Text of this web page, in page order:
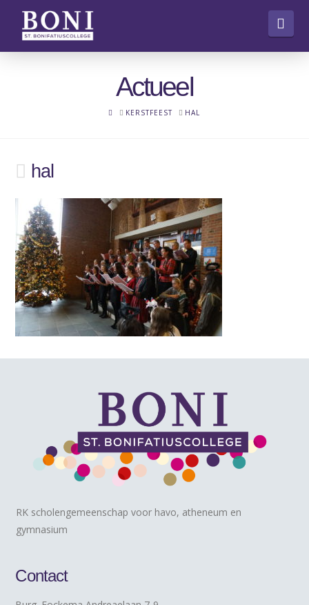
Actueel
HOMEKERSTFEEST HAL
hal
RK scholengemeenschap voor havo, atheneum en
gymnasium
Contact